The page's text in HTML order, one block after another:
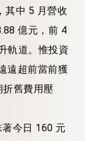
其中 5 月營收
億元，前 4
軌道。惟投資
遠超前當前獲
舊費用壓
今日 160 元